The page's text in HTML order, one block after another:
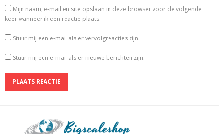
Mijn naam, e-mail en site opslaan in deze browser voor de volgende
keer wanneer ik een reactie plaats.
Stuur mij een e-mail als er vervolgreacties zijn.
Stuur mij een e-mail als er nieuwe berichten zijn.